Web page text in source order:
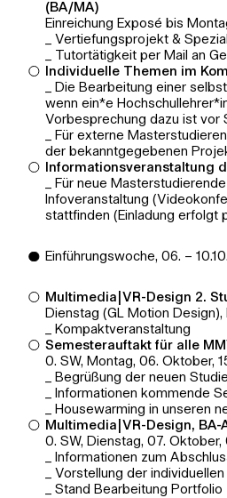
(BA/MA)
Einreichung Exposé bis
_ Vertiefungsprojekt &
_ Tutortätigkeit per Mail an
Individuelle Themen im
_ Die Bearbeitung einer
wenn ein*e
Vorbesprechung dazu ist vor
_ Für externe
der bekanntgegebenen
Informationsveranstaltung
_ Für neue
Infoveranstaltung
stattfinden (Einladung erfolgt
Einführungswoche, 06. –
Multimedia|VR-Design 2.
Dienstag (GL Motion
_ Kompaktveranstaltung
Semesterauftakt für alle
0. SW, Montag, 06. Oktober,
_ Begrüßung der neuen
_ Informationen kommende
_ Housewarming in unseren
Multimedia|VR-Design,
0. SW, Dienstag, 07. Oktober,
_ Informationen zum
_ Vorstellung der
_ Stand Bearbeitung Portfolio